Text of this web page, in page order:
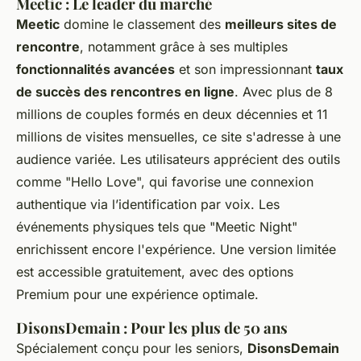
Meetic domine le classement des meilleurs sites de
rencontre, notamment grâce à ses multiples
fonctionnalités avancées et son impressionnant taux
de succès des rencontres en ligne. Avec plus de 8
millions de couples formés en deux décennies et 11
millions de visites mensuelles, ce site s'adresse à une
audience variée. Les utilisateurs apprécient des outils
comme "Hello Love", qui favorise une connexion
authentique via l’identification par voix. Les
événements physiques tels que "Meetic Night"
enrichissent encore l'expérience. Une version limitée
est accessible gratuitement, avec des options
Premium pour une expérience optimale.
DisonsDemain : Pour les plus de 50 ans
Spécialement conçu pour les seniors, DisonsDemain